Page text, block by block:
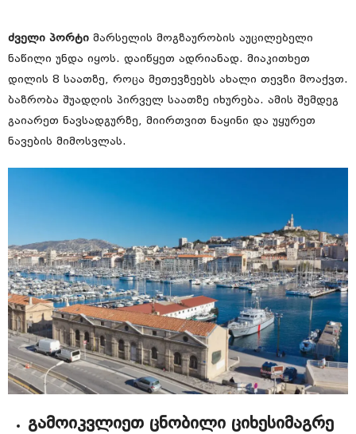
ძველი პორტი მარსელის მოგზაურობის აუცილებელი
ნაწილი უნდა იყოს. დაიწყეთ ადრიანად. მიაკითხეთ
დილის 8 საათზე, როცა მეთევზეებს ახალი თევზი მოაქვთ.
ბაზრობა შუადღის პირველ საათზე იხურება. ამის შემდეგ
გაიარეთ ნავსადგურზე, მიირთვით ნაყინი და უყურეთ
ნავების მიმოსვლას.
გამოიკვლიეთ ცნობილი ციხესიმაგრე